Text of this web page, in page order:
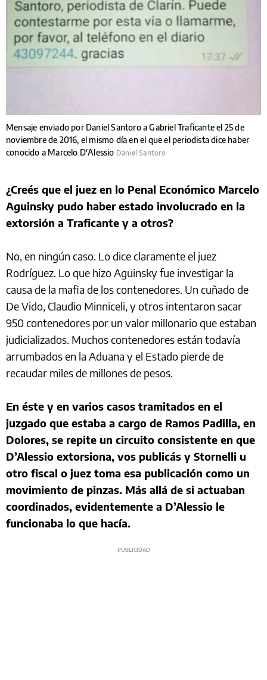
Mensaje enviado por Daniel Santoro a Gabriel Traficante el 25 de
noviembre de 2016, el mismo día en el que el periodista dice haber
conocido a Marcelo D'Alessio Daniel Santoro
¿Creés que el juez en lo Penal Económico Marcelo
Aguinsky pudo haber estado involucrado en la
extorsión a Traficante y a otros?
No, en ningún caso. Lo dice claramente el juez
Rodríguez. Lo que hizo Aguinsky fue investigar la
causa de la mafia de los contenedores. Un cuñado de
De Vido, Claudio Minniceli, y otros intentaron sacar
950 contenedores por un valor millonario que estaban
judicializados. Muchos contenedores están todavía
arrumbados en la Aduana y el Estado pierde de
recaudar miles de millones de pesos.
En éste y en varios casos tramitados en el
juzgado que estaba a cargo de Ramos Padilla, en
Dolores, se repite un circuito consistente en que
D’Alessio extorsiona, vos publicás y Stornelli u
otro fiscal o juez toma esa publicación como un
movimiento de pinzas. Más allá de si actuaban
coordinados, evidentemente a D’Alessio le
funcionaba lo que hacía.